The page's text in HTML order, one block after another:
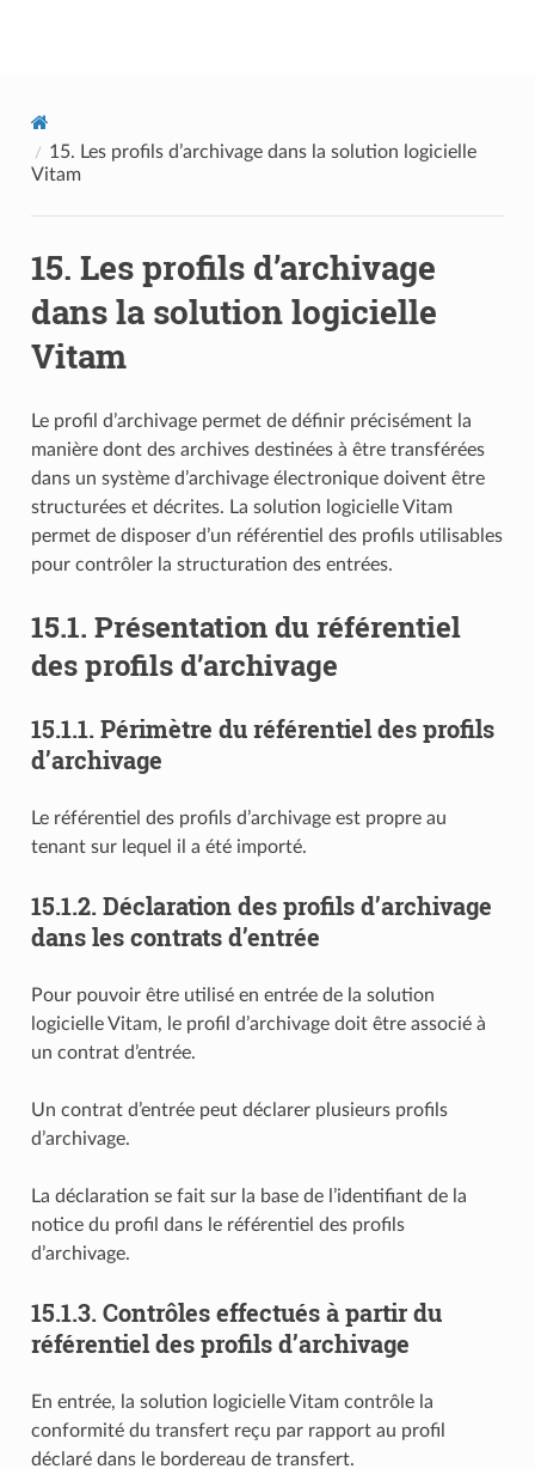
15. Les profils d’archivage dans la solution logicielle
Vitam
15. Les profils d’archivage
dans la solution logicielle
Vitam
Le profil d’archivage permet de définir précisément la
manière dont des archives destinées à être transférées
dans un système d’archivage électronique doivent être
structurées et décrites. La solution logicielle Vitam
permet de disposer d’un référentiel des profils utilisables
pour contrôler la structuration des entrées.
15.1. Présentation du référentiel
des profils d’archivage
15.1.1. Périmètre du référentiel des profils
d’archivage
Le référentiel des profils d’archivage est propre au
tenant sur lequel il a été importé.
15.1.2. Déclaration des profils d’archivage
dans les contrats d’entrée
Pour pouvoir être utilisé en entrée de la solution
logicielle Vitam, le profil d’archivage doit être associé à
un contrat d’entrée.
Un contrat d’entrée peut déclarer plusieurs profils
d’archivage.
La déclaration se fait sur la base de l’identifiant de la
notice du profil dans le référentiel des profils
d’archivage.
15.1.3. Contrôles effectués à partir du
référentiel des profils d’archivage
En entrée, la solution logicielle Vitam contrôle la
conformité du transfert reçu par rapport au profil
déclaré dans le bordereau de transfert.